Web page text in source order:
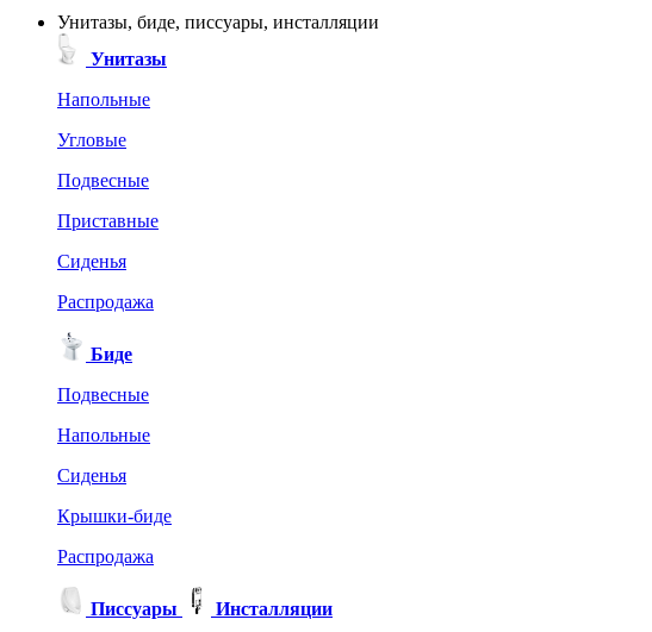
Унитазы, биде, писсуары, инсталляции
Унитазы
Напольные
Угловые
Подвесные
Приставные
Сиденья
Распродажа
Биде
Подвесные
Напольные
Сиденья
Крышки-биде
Распродажа
Писсуары
Инсталляции